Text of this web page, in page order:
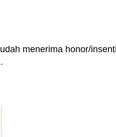
menerima honor/